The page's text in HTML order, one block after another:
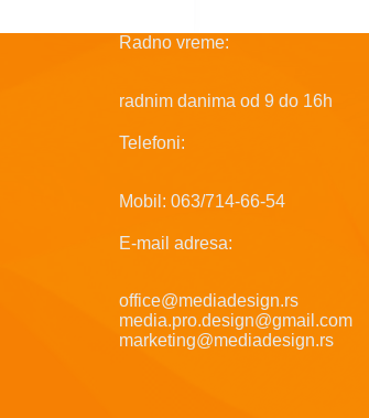
Radno vreme:
radnim danima od 9 do 16h
Telefoni:
Mobil: 063/714-66-54
E-mail adresa:
office@mediadesign.rs
media.pro.design@gmail.com
marketing@mediadesign.rs